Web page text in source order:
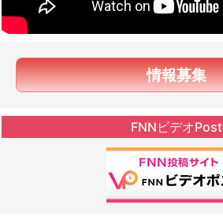
情報募集
FNNビデオPost